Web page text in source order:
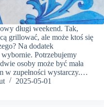
długi weekend. Tak,
grillować, ale może ktoś się
Na dodatek
Potrzebujemy
osoby może być mała
w zupełności wystarczy.…
2025-05-01